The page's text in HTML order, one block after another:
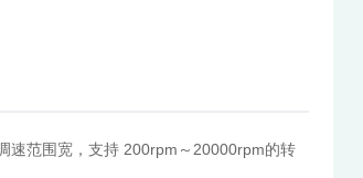
速范围宽，支持 200rpm～20000rpm的转